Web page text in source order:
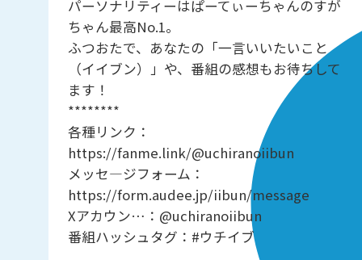
パーソナリティーはぱーてぃーちゃんのすが
ちゃん最高No.1。
ふつおたで、あなたの「一言いいたいこと
（イイブン）」や、番組の感想もお待ちして
ます！
********
各種リンク：
https://fanme.link/@uchiranoiibun
メッセ―ジフォーム：
https://form.audee.jp/iibun/message
Xアカウン…：@uchiranoiibun
番組ハッシュタグ：#ウチイブ